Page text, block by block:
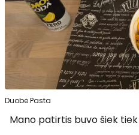
Duobė Pasta
Mano patirtis buvo šiek